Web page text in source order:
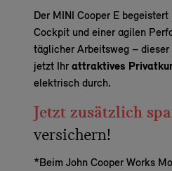
Der MINI Cooper E
Cockpit und einer agilen
täglicher Arbeitsweg –
jetzt Ihr attraktives
elektrisch durch.
Jetzt zusätzlich
versichern!
*Beim John Cooper Works